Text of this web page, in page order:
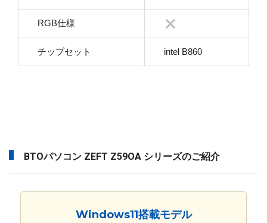
RGB仕様
チップセット intel B860
BTOパソコン ZEFT Z59OA シリーズのご紹介
Windows11搭載モデル